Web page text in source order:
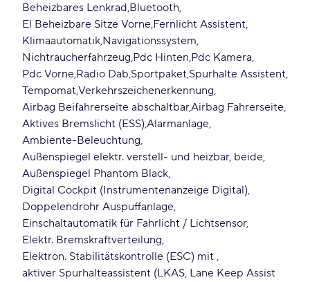
Beheizbares Lenkrad Bluetooth
El Beheizbare Sitze Vorne Fernlicht Assistent
Klimaautomatik Navigationssystem
Nichtraucherfahrzeug Pdc Hinten Pdc Kamera
Pdc Vorne Radio Dab Sportpaket Spurhalte Assistent
TempomatVerkehrszeichenerkennung
Airbag Beifahrerseite abschaltbarAirbag Fahrerseite
Aktives Bremslicht (ESS)Alarmanlage
Ambiente-Beleuchtung
Außenspiegel elektr. verstell- und heizbar, beide
Außenspiegel Phantom Black
Digital Cockpit (Instrumentenanzeige Digital)
Doppelendrohr Auspuffanlage
Einschaltautomatik für Fahrlicht / Lichtsensor
Elektr. Bremskraftverteilung
Elektron. Stabilitätskontrolle (ESC) mit
aktiver Spurhalteassistent (LKAS, Lane Keep Assist